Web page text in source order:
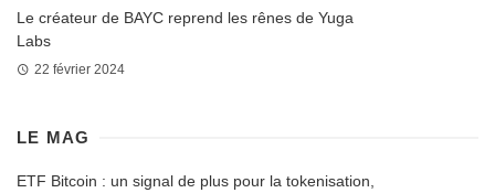
Le créateur de BAYC reprend les rênes de Yuga
Labs
22 février 2024
LE MAG
ETF Bitcoin : un signal de plus pour la tokenisation,